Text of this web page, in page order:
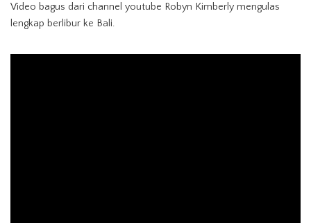
Video bagus dari channel youtube Robyn Kimberly mengulas
lengkap berlibur ke Bali.